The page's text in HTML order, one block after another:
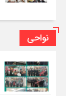
نواحی